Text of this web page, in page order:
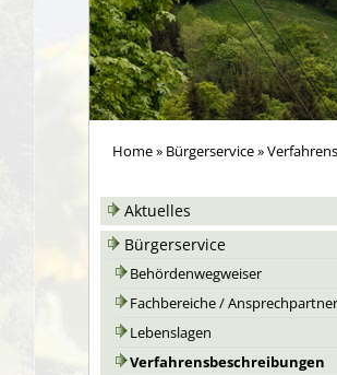
Home» Bürgerservice»
Aktuelles
Bürgerservice
Behördenwegweiser
Fachbereiche / Ansprechpartner
Lebenslagen
Verfahrensbeschreibungen